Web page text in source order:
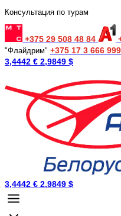
Консультация по турам
+375 29 508 48 84
"Флайдрим" +375 17 3 666 999
3,4442 € 2,9849 $
3,4442 € 2,9849 $